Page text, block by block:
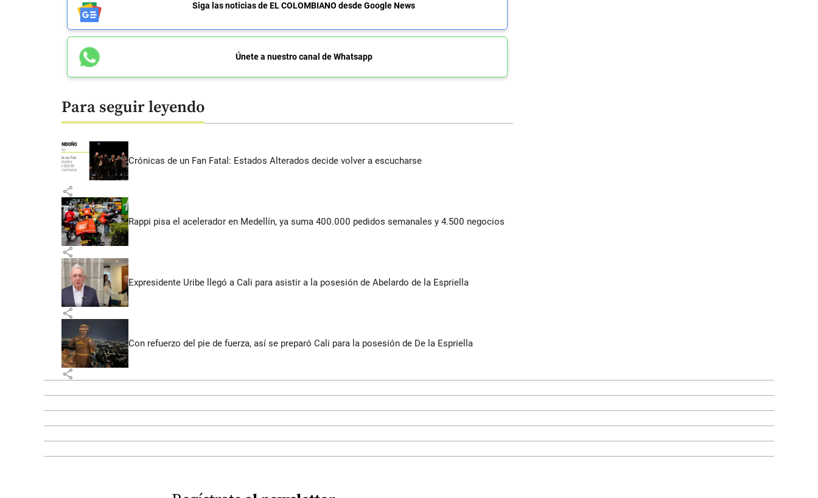
Siga las noticias de EL COLOMBIANO desde Google News
Únete a nuestro canal de Whatsapp
Para seguir leyendo
Crónicas de un Fan Fatal: Estados Alterados decide volver a escucharse
share
Rappi pisa el acelerador en Medellín, ya suma 400.000 pedidos semanales y 4.500 negocios
share
Expresidente Uribe llegó a Cali para asistir a la posesión de Abelardo de la Espriella
share
Con refuerzo del pie de fuerza, así se preparó Cali para la posesión de De la Espriella
share